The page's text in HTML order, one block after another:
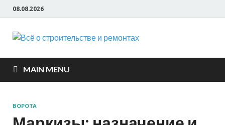
08.08.2026
Всё о
MAIN MENU
ВОРОТА